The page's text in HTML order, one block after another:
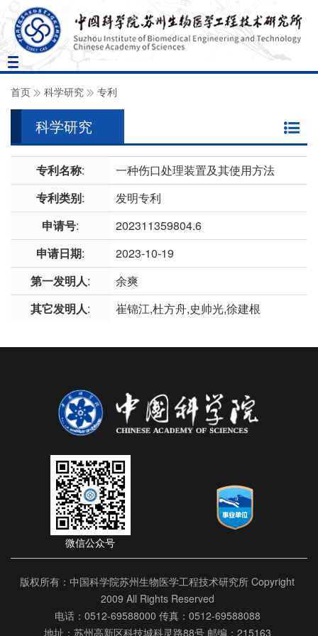
Toggle
navigation
首页 科学研究 专利
科学研究
专利名称:
一种伤口处理装置及其使用方法
专利类别:
发明专利
申请号:
202311359804.6
申请日期:
2023-10-19
第一发明人:
余爽
其它发明人: 崔锦江,杜方舟,史帅光,徐建根
微信公众号
版权所有：中国科学院苏州生物医学工程技术研究所 Copyright
2009 All Rights Reserved
电话：0512-69588000 传真：0512-69588088
地址：苏州高新区科技城科灵路88号 邮编：215163